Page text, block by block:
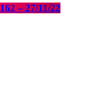
– 27/11/22